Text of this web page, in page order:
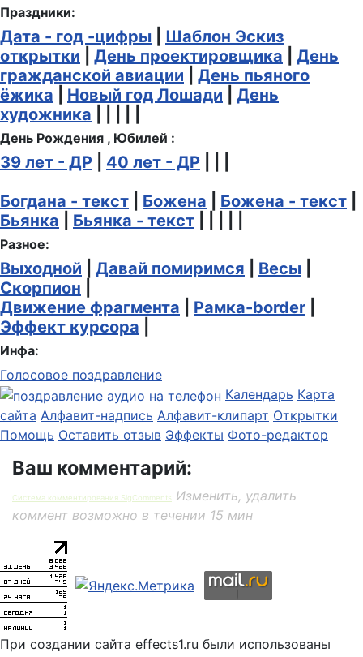
Праздники:
Дата - год -цифры
Шаблон Эскиз
открытки
День проектировщика
День
гражданской авиации
День пьяного
ёжика
Новый год Лошади
День
художника
День Рождения , Юбилей :
39 лет - ДР 40 лет - ДР
Богдана - текст
Божена Божена - текст
Бьянка
Бьянка - текст
Разное:
Выходной Давай помиримся Весы
Скорпион
Движение фрагмента
Рамка-border
Эффект курсора
Инфа:
Голосовое поздравление
Календарь Карта
сайта Алфавит-надпись Алфавит-клипарт Открытки
Помощь Оставить отзыв Эффекты Фото-редактор
Ваш комментарий:
Система комментирования SigComments
Изменить, удалить
коммент возможно в течении 15 мин
При создании сайта effects1.ru были использованы